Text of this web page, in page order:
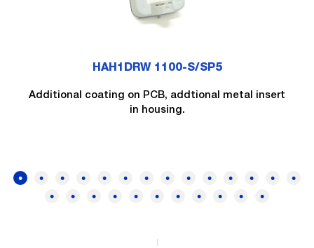
HAH1DRW 1100-S/SP5
Additional coating on PCB, addtional metal insert
in housing.